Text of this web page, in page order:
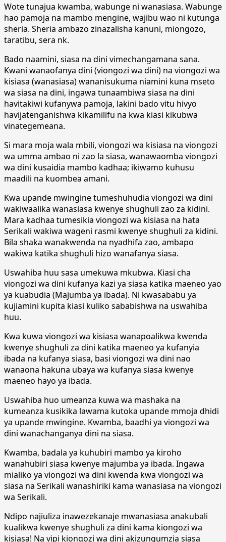
Wote tunajua kwamba, wabunge ni wanasiasa. Wabunge
hao pamoja na mambo mengine, wajibu wao ni kutunga
sheria. Sheria ambazo zinazalisha kanuni, miongozo,
taratibu, sera nk.
Bado naamini, siasa na dini vimechangamana sana.
Kwani wanaofanya dini (viongozi wa dini) na viongozi wa
kisiasa (wanasiasa) wananisukuma niamini kuna mseto
wa siasa na dini, ingawa tunaambiwa siasa na dini
havitakiwi kufanywa pamoja, lakini bado vitu hivyo
havijatenganishwa kikamilifu na kwa kiasi kikubwa
vinategemeana.
Si mara moja wala mbili, viongozi wa kisiasa na viongozi
wa umma ambao ni zao la siasa, wanawaomba viongozi
wa dini kusaidia mambo kadhaa; ikiwamo kuhusu
maadili na kuombea amani.
Kwa upande mwingine tumeshuhudia viongozi wa dini
wakiwaalika wanasiasa kwenye shughuli zao za kidini.
Mara kadhaa tumesikia viongozi wa kisiasa na hata
Serikali wakiwa wageni rasmi kwenye shughuli za kidini.
Bila shaka wanakwenda na nyadhifa zao, ambapo
wakiwa katika shughuli hizo wanafanya siasa.
Uswahiba huu sasa umekuwa mkubwa. Kiasi cha
viongozi wa dini kufanya kazi ya siasa katika maeneo yao
ya kuabudia (Majumba ya ibada). Ni kwasababu ya
kujiamini kupita kiasi kuliko sababishwa na uswahiba
huu.
Kwa kuwa viongozi wa kisiasa wanapoalikwa kwenda
kwenye shughuli za dini katika maeneo ya kufanyia
ibada na kufanya siasa, basi viongozi wa dini nao
wanaona hakuna ubaya wa kufanya siasa kwenye
maeneo hayo ya ibada.
Uswahiba huo umeanza kuwa wa mashaka na
kumeanza kusikika lawama kutoka upande mmoja dhidi
ya upande mwingine. Kwamba, baadhi ya viongozi wa
dini wanachanganya dini na siasa.
Kwamba, badala ya kuhubiri mambo ya kiroho
wanahubiri siasa kwenye majumba ya ibada. Ingawa
mialiko ya viongozi wa dini kwenda kwa viongozi wa
siasa na Serikali wanashiriki kama wanasiasa na viongozi
wa Serikali.
Ndipo najiuliza inawezekanaje mwanasiasa anakubali
kualikwa kwenye shughuli za dini kama kiongozi wa
kisiasa! Na vipi kiongozi wa dini akizungumzia siasa